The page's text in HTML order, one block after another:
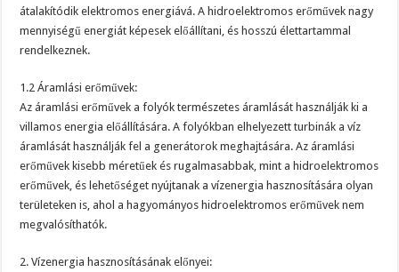
átalakítódik elektromos energiává. A hidroelektromos erőművek nagy
mennyiségű energiát képesek előállítani, és hosszú élettartammal
rendelkeznek.
1.2 Áramlási erőművek:
Az áramlási erőművek a folyók természetes áramlását használják ki a
villamos energia előállítására. A folyókban elhelyezett turbinák a víz
áramlását használják fel a generátorok meghajtására. Az áramlási
erőművek kisebb méretűek és rugalmasabbak, mint a hidroelektromos
erőművek, és lehetőséget nyújtanak a vízenergia hasznosítására olyan
területeken is, ahol a hagyományos hidroelektromos erőművek nem
megvalósíthatók.
2. Vízenergia hasznosításának előnyei: